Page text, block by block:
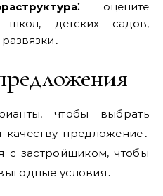
оцените
школ, детских садов,
чтобы выбрать
предложение․
с застройщиком, чтобы
условия․